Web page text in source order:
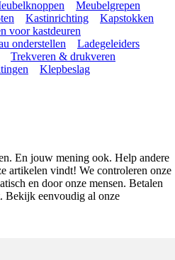
Meubelgrepen
Kastinrichting
Kapstokken
voor kastdeuren
onderstellen
Ladegeleiders
Trekveren & drukveren
Klepbeslag
En jouw mening ook. Help andere
artikelen vindt! We controleren onze
en door onze mensen. Betalen
Bekijk eenvoudig al onze